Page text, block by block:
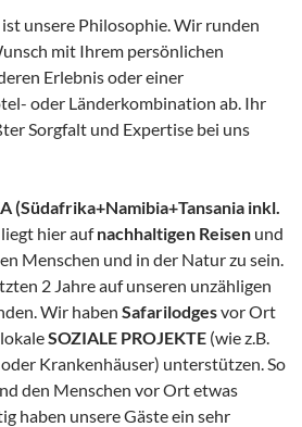
unsere Philosophie. Wir runden
mit Ihrem persönlichen
Erlebnis oder einer
oder Länderkombination ab. Ihr
Sorgfalt und Expertise bei uns
(Südafrika+Namibia+Tansania inkl.
hier aufnachhaltigen Reisen und
Menschen und in der Natur zu sein.
2 Jahre auf unseren unzähligen
Wir haben Safarilodgesvor Ort
SOZIALE PROJEKTE (wie z.B.
Krankenhäuser) unterstützen. So
den Menschen vor Ort etwas
haben unsere Gäste ein sehr